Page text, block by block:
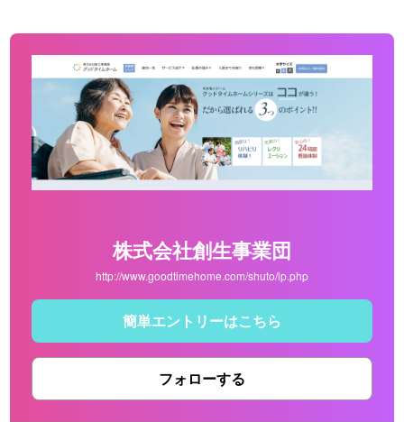
株式会社創生事業団
http://www.goodtimehome.com/shuto/lp.php
簡単エントリーはこちら
フォローする